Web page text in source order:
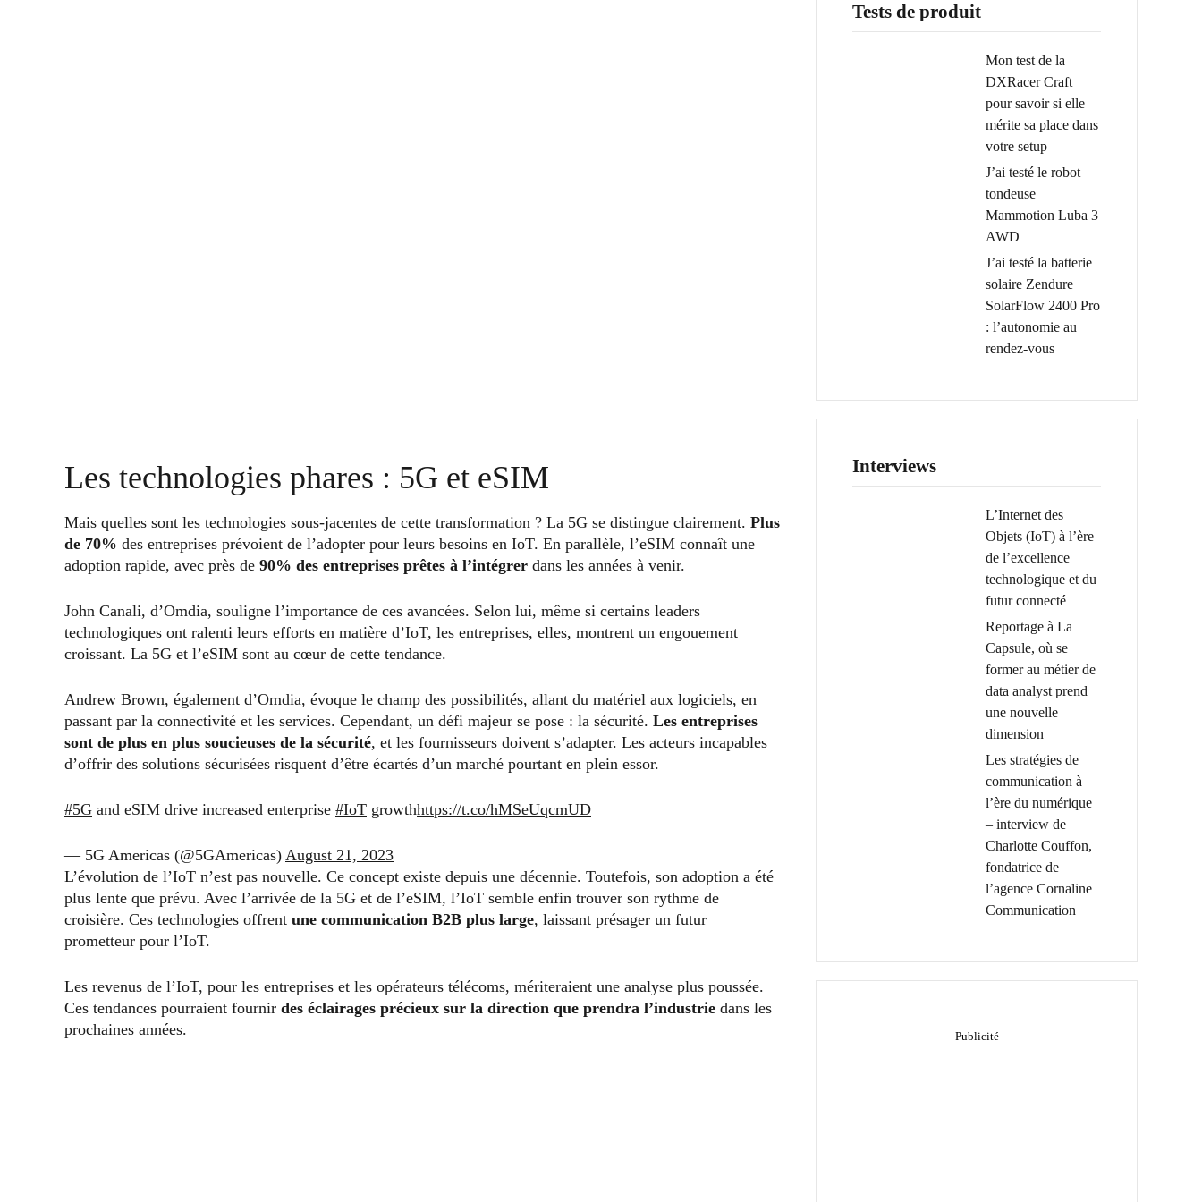
Les technologies phares : 5G et eSIM
Mais quelles sont les technologies sous-jacentes de cette transformation ? La 5G se distingue clairement. Plus
de 70% des entreprises prévoient de l’adopter pour leurs besoins en IoT. En parallèle, l’eSIM connaît une
adoption rapide, avec près de 90% des entreprises prêtes à l’intégrer dans les années à venir.
John Canali, d’Omdia, souligne l’importance de ces avancées. Selon lui, même si certains leaders
technologiques ont ralenti leurs efforts en matière d’IoT, les entreprises, elles, montrent un engouement
croissant. La 5G et l’eSIM sont au cœur de cette tendance.
Andrew Brown, également d’Omdia, évoque le champ des possibilités, allant du matériel aux logiciels, en
passant par la connectivité et les services. Cependant, un défi majeur se pose : la sécurité. Les entreprises
sont de plus en plus soucieuses de la sécurité, et les fournisseurs doivent s’adapter. Les acteurs incapables
d’offrir des solutions sécurisées risquent d’être écartés d’un marché pourtant en plein essor.
#5G and eSIM drive increased enterprise #IoT growthhttps://t.co/hMSeUqcmUD
— 5G Americas (@5GAmericas) August 21, 2023
L’évolution de l’IoT n’est pas nouvelle. Ce concept existe depuis une décennie. Toutefois, son adoption a été
plus lente que prévu. Avec l’arrivée de la 5G et de l’eSIM, l’IoT semble enfin trouver son rythme de
croisière. Ces technologies offrent une communication B2B plus large, laissant présager un futur
prometteur pour l’IoT.
Les revenus de l’IoT, pour les entreprises et les opérateurs télécoms, mériteraient une analyse plus poussée.
Ces tendances pourraient fournir des éclairages précieux sur la direction que prendra l’industrie dans les
prochaines années.
Tests de produit
Mon test de la
DXRacer Craft
pour savoir si elle
mérite sa place dans
votre setup
J’ai testé le robot
tondeuse
Mammotion Luba 3
AWD
J’ai testé la batterie
solaire Zendure
SolarFlow 2400 Pro
: l’autonomie au
rendez-vous
Interviews
L’Internet des
Objets (IoT) à l’ère
de l’excellence
technologique et du
futur connecté
Reportage à La
Capsule, où se
former au métier de
data analyst prend
une nouvelle
dimension
Les stratégies de
communication à
l’ère du numérique
– interview de
Charlotte Couffon,
fondatrice de
l’agence Cornaline
Communication